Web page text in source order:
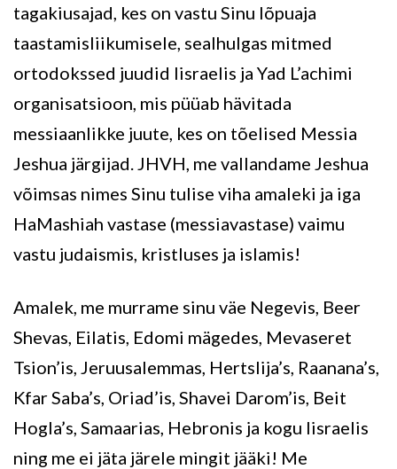
tagakiusajad, kes on vastu Sinu lõpuaja
taastamisliikumisele, sealhulgas mitmed
ortodokssed juudid Iisraelis ja Yad L’achimi
organisatsioon, mis püüab hävitada
messiaanlikke juute, kes on tõelised Messia
Jeshua järgijad. JHVH, me vallandame Jeshua
võimsas nimes Sinu tulise viha amaleki ja iga
HaMashiah vastase (messiavastase) vaimu
vastu judaismis, kristluses ja islamis!
Amalek, me murrame sinu väe Negevis, Beer
Shevas, Eilatis, Edomi mägedes, Mevaseret
Tsion’is, Jeruusalemmas, Hertslija’s, Raanana’s,
Kfar Saba’s, Oriad’is, Shavei Darom’is, Beit
Hogla’s, Samaarias, Hebronis ja kogu Iisraelis
ning me ei jäta järele mingit jääki! Me